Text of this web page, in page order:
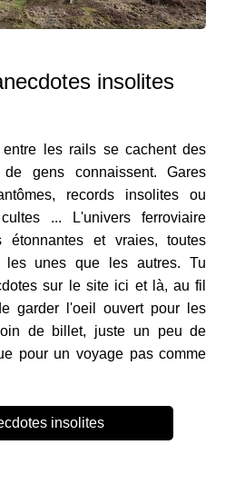
insolites
les rails se cachent des
gens connaissent. Gares
records insolites ou
... L'univers ferroviaire
étonnantes et vraies, toutes
les unes que les autres. Tu
sur le site ici et là, au fil
garder l'oeil ouvert pour les
de billet, juste un peu de
pour un voyage pas comme
insolites